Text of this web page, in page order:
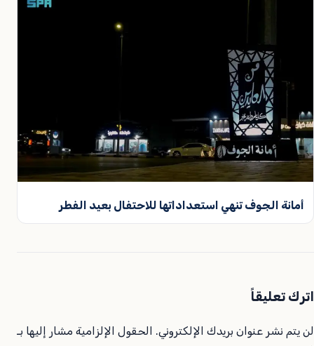
أمانة الجوف تنهي استعداداتها للاحتفال بعيد الفطر
اترك تعليقاً
لن يتم نشر عنوان بريدك الإلكتروني. الحقول الإلزامية مشار إليها بـ